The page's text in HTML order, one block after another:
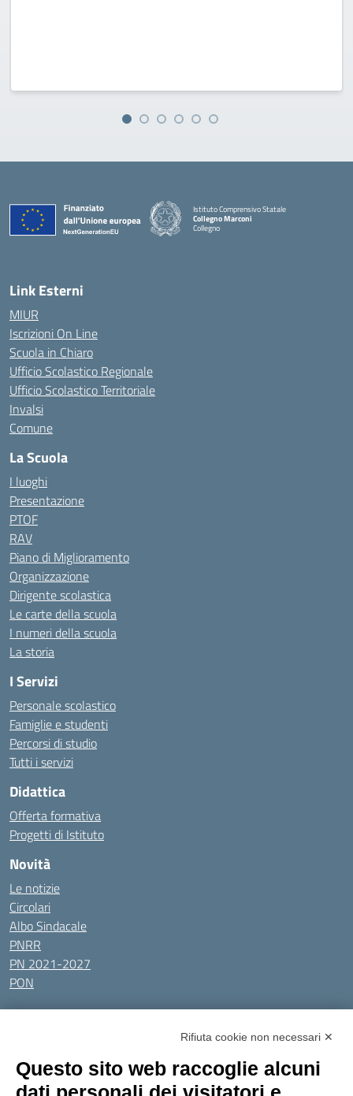
Istituto Comprensivo Statale
Collegno Marconi
Collegno
Link Esterni
MIUR
Iscrizioni On Line
Scuola in Chiaro
Ufficio Scolastico Regionale
Ufficio Scolastico Territoriale
Invalsi
Comune
La Scuola
I luoghi
Presentazione
PTOF
RAV
Piano di Miglioramento
Organizzazione
Dirigente scolastica
Le carte della scuola
I numeri della scuola
La storia
I Servizi
Personale scolastico
Famiglie e studenti
Percorsi di studio
Tutti i servizi
Didattica
Offerta formativa
Progetti di Istituto
Novità
Le notizie
Circolari
Albo Sindacale
PNRR
PN 2021-2027
PON
Tutti gli argomenti
Amministrazione Trasparente
Privacy Policy
Dichiarazione di accessibilitàObiettivi di accessibilità
Rifiuta cookie non necessari ✕
Questo sito web raccoglie alcuni